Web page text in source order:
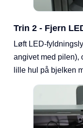
Trin 2 - Fjern
Løft LED-
angivet med pilen),
lille hul på bjelken